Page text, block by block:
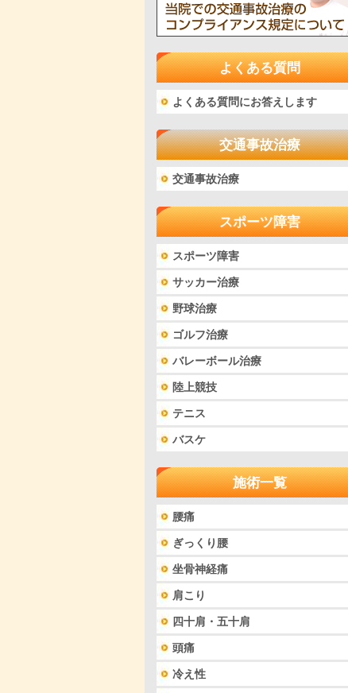
よくある質問
よくある質問にお答えします
交通事故治療
交通事故治療
スポーツ障害
スポーツ障害
サッカー治療
野球治療
ゴルフ治療
バレーボール治療
陸上競技
テニス
バスケ
施術一覧
腰痛
ぎっくり腰
坐骨神経痛
肩こり
四十肩・五十肩
頭痛
冷え性